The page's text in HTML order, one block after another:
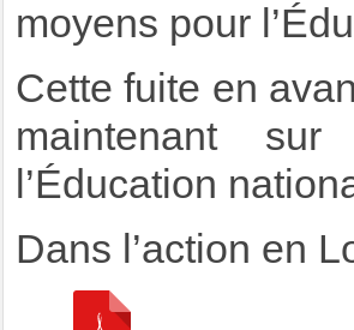
moyens pour
Cette fuite en
maintenant
l’Éducation
Dans l’action en